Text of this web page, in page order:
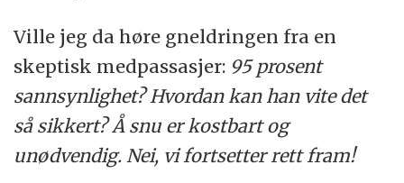
Ville jeg da høre gneldringen fra en
skeptisk medpassasjer: 95 prosent
sannsynlighet? Hvordan kan han vite det
så sikkert? Å snu er kostbart og
unødvendig. Nei, vi fortsetter rett fram!